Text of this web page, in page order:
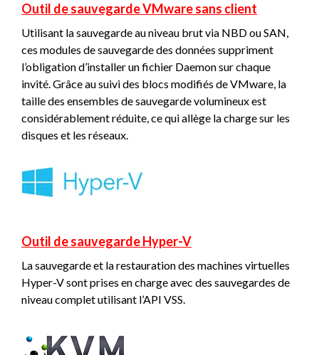
Outil de sauvegarde VMware sans client
Utilisant la sauvegarde au niveau brut via NBD ou SAN,
ces modules de sauvegarde des données suppriment
l’obligation d’installer un fichier Daemon sur chaque
invité. Grâce au suivi des blocs modifiés de VMware, la
taille des ensembles de sauvegarde volumineux est
considérablement réduite, ce qui allège la charge sur les
disques et les réseaux.
Outil de sauvegarde Hyper-V
La sauvegarde et la restauration des machines virtuelles
Hyper-V sont prises en charge avec des sauvegardes de
niveau complet utilisant l’API VSS.